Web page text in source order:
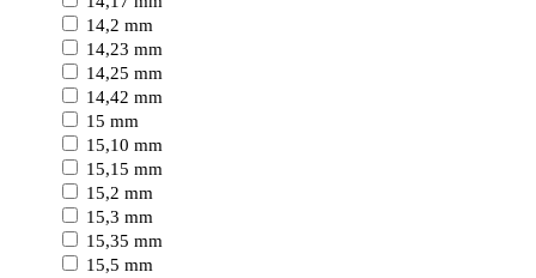
14,2 mm
14,23 mm
14,25 mm
14,42 mm
15 mm
15,10 mm
15,15 mm
15,2 mm
15,3 mm
15,35 mm
15,5 mm